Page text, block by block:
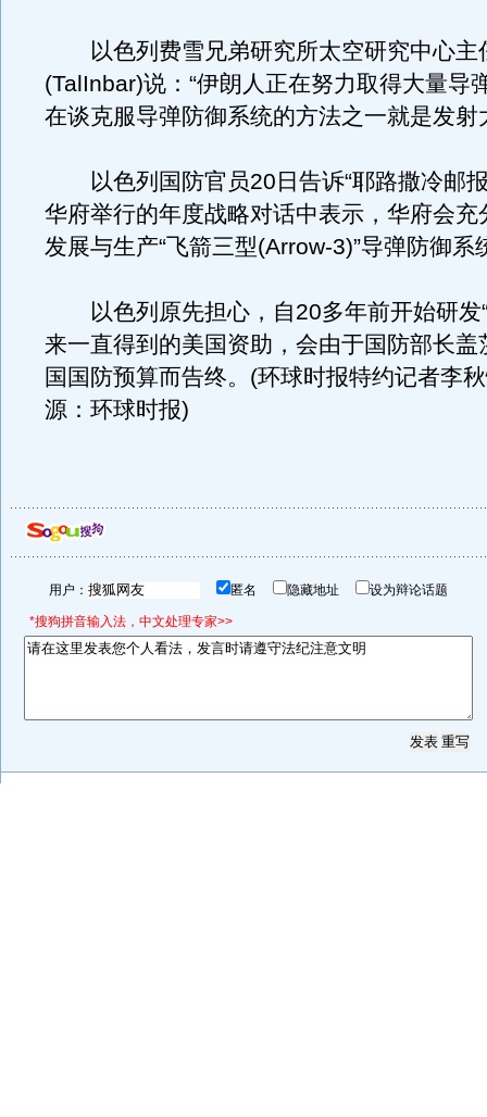
以色列费雪兄弟研究所太空研究中心主
(TalInbar)说：“伊朗人正在努力取得大量导
在谈克服导弹防御系统的方法之一就是发射
以色列国防官员20日告诉“耶路撒冷邮报
华府举行的年度战略对话中表示，华府会充
发展与生产“飞箭三型(Arrow-3)”导弹防御系
以色列原先担心，自20多年前开始研发“
来一直得到的美国资助，会由于国防部长盖
国国防预算而告终。(环球时报特约记者李
源：环球时报)
用户： 匿名 隐藏地址 设为辩论话题
*搜狗拼音输入法，中文处理专家>>